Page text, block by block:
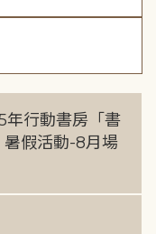
年行動書房「書
假活動-8月場